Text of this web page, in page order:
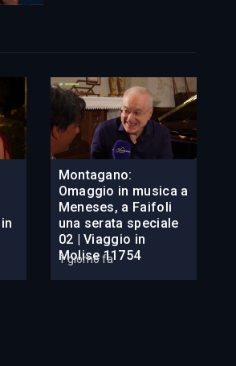
Montagano:
Omaggio in musica a
Meneses, a Faifoli
una serata speciale
02 | Viaggio in
Molise 11754
1 giorno fa